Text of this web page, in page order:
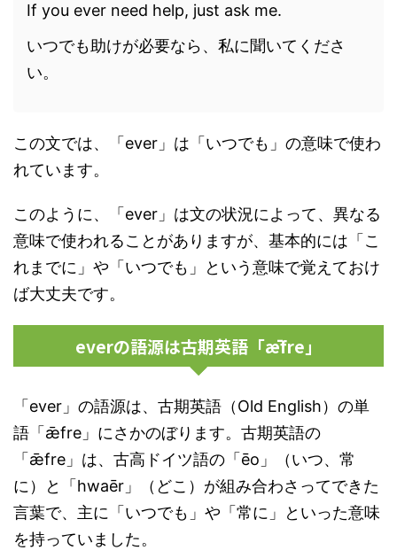
If you ever need help, just ask me.
いつでも助けが必要なら、私に聞いてくださ
い。
この文では、「ever」は「いつでも」の意味で使わ
れています。
このように、「ever」は文の状況によって、異なる
意味で使われることがありますが、基本的には「こ
れまでに」や「いつでも」という意味で覚えておけ
ば大丈夫です。
everの語源は古期英語「ǣfre」
「ever」の語源は、古期英語（Old English）の単
語「ǣfre」にさかのぼります。古期英語の
「ǣfre」は、古高ドイツ語の「ēo」（いつ、常
に）と「hwaēr」（どこ）が組み合わさってできた
言葉で、主に「いつでも」や「常に」といった意味
を持っていました。